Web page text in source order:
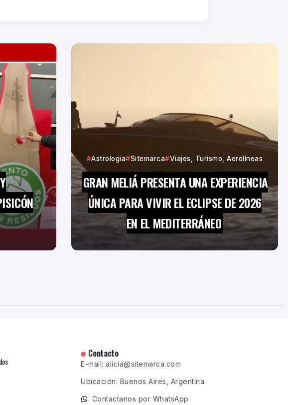
Astrologia Sitemarca Viajes, Turismo, Aerolíneas
GRAN MELIÁ PRESENTA UNA EXPERIENCIA
ÚNICA PARA VIVIR EL ECLIPSE DE 2026
EN EL MEDITERRÁNEO
Contacto
E-mail: alicia@sitemarca.com
Ubicación: Buenos Aires, Argentina
Contactanos por WhatsApp